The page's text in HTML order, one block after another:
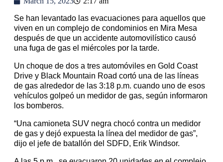
Se han levantado las evacuaciones para aquellos que
viven en un complejo de condominios en Mira Mesa
después de que un accidente automovilístico causó
una fuga de gas el miércoles por la tarde.
Un choque de dos a tres automóviles en Gold Coast
Drive y Black Mountain Road cortó una de las líneas
de gas alrededor de las 3:18 p.m. cuando uno de esos
vehículos golpeó un medidor de gas, según informaron
los bomberos.
“Una camioneta SUV negra chocó contra un medidor
de gas y dejó expuesta la línea del medidor de gas”,
dijo el jefe de batallón del SDFD, Erik Windsor.